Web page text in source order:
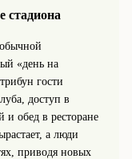
стадиона
«день на
гости
доступ в
и обед в ресторане
а люди
приводя новых